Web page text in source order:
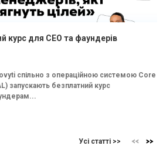
курс для CEO та фаундерів
спільно з операційною системою Core
запускають безплатний курс
Усі статті >>